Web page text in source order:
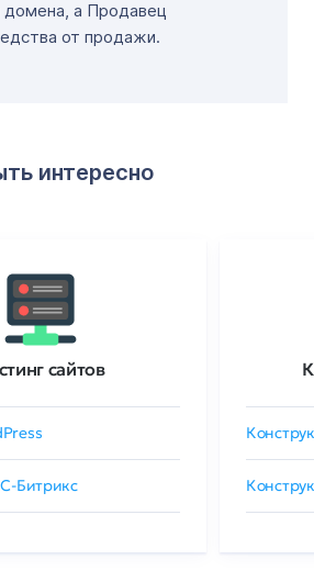
а Продавец
от продажи.
интересно
сайтов
Битрикс